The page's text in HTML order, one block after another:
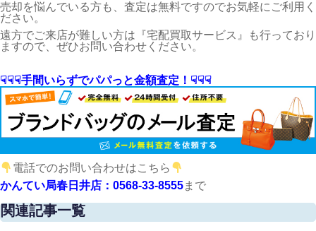
売却を悩んでいる方も、査定は無料ですのでお気軽にご利用く
ださい。
遠方でご来店が難しい方は『宅配買取サービス』も行っており
ますので、ぜひお問い合わせください。
☟☟☟手間いらずでパパっと金額査定！☟☟☟
電話でのお問い合わせはこちら
かんてい局春日井店：0568-33-8555まで
関連記事一覧